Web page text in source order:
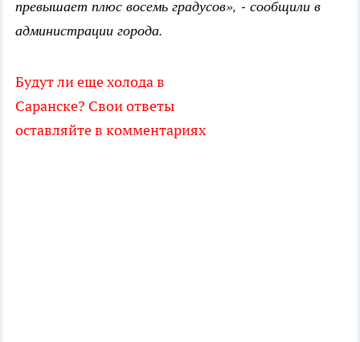
превышает плюс восемь градусов», - сообщили в
администрации города.
Будут ли еще холода в
Саранске? Свои ответы
оставляйте в комментариях